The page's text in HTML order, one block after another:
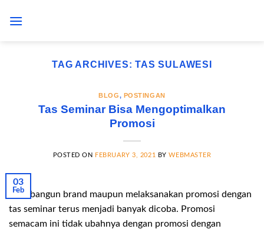
TAG ARCHIVES:TAS SULAWESI
BLOG, POSTINGAN
Tas Seminar Bisa Mengoptimalkan
Promosi
POSTED ON FEBRUARY 3, 2021 BYWEBMASTER
03
Feb
Membangun brand maupun melaksanakan promosi dengan
tas seminar terus menjadi banyak dicoba. Promosi
semacam ini tidak ubahnya dengan promosi dengan